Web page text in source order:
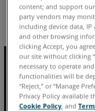
Italiano Japonês
content; and support
party vendors may
including device data,
and other browsing
clicking Accept, you
our site without clicking
necessary to operate
functionalities will be
“Reject,” or “Manage
Privacy Policy available
Cookie Policy, and